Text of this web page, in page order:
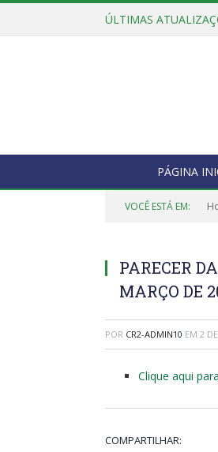
ÚLTIMAS
PÁGINA
VOCÊ ESTÁ EM:
PARECER
MARÇO DE
POR CR2-ADMIN10 EM 2
Clique aqui
COMPARTILHAR: